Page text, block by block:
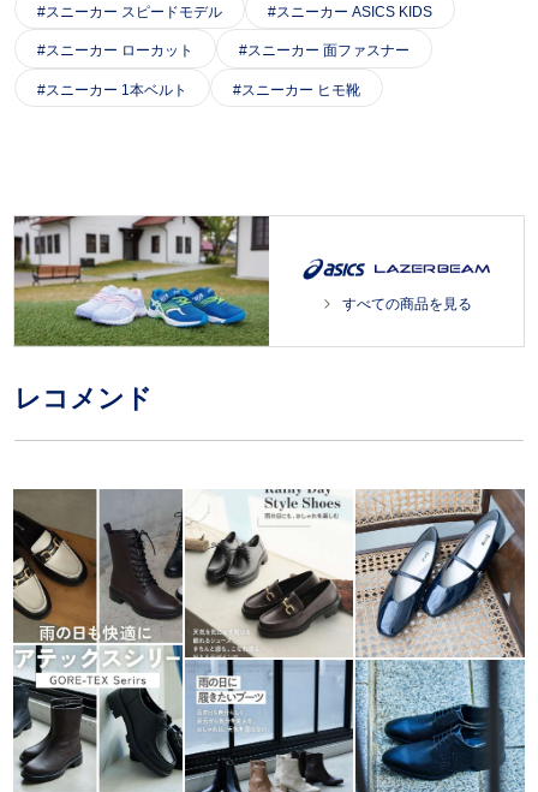
スニーカー スピードモデル スニーカー ASICS KIDS
スニーカー ローカット スニーカー 面ファスナー
スニーカー 1本ベルト スニーカー ヒモ靴
すべての商品を見る
レコメンド